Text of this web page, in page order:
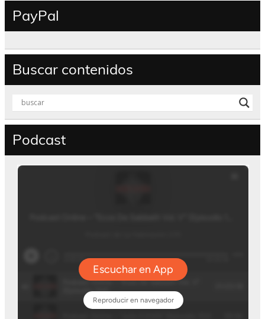
PayPal
Buscar contenidos
Podcast